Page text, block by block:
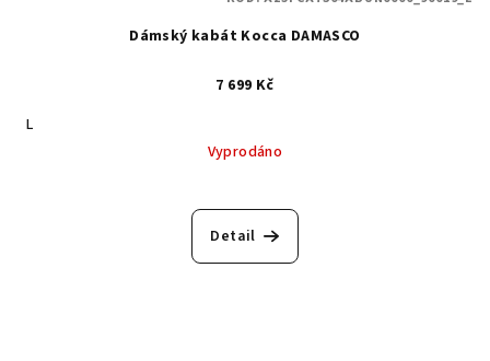
Dámský kabát Kocca DAMASCO
7 699 Kč
L
Vyprodáno
Detail